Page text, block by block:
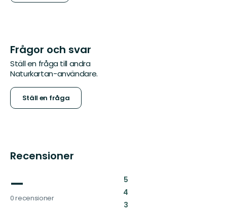
Frågor och svar
Ställ en fråga till andra
Naturkartan-användare.
Ställ en fråga
Recensioner
—
0 recensioner
5:
4:
3: